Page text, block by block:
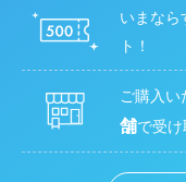
いまなら
ト！
ご購入い
舗で受